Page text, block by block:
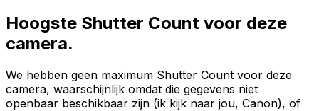
Hoogste Shutter Count voor deze
camera.
We hebben geen maximum Shutter Count voor deze
camera, waarschijnlijk omdat die gegevens niet
openbaar beschikbaar zijn (ik kijk naar jou, Canon), of